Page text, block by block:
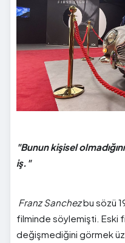
"Bunun kişisel
iş."
Franz Sanchezbu sözü
filminde söylemişti. Eski
değişmediğini görmek